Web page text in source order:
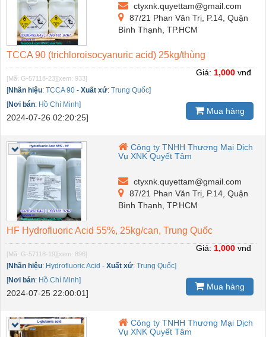
ctyxnk.quyettam@gmail.com
87/21 Phan Văn Trị, P.14, Quận
Bình Thạnh, TP.HCM
TCCA 90 (trichloroisocyanuric acid) 25kg/thùng
[Mã: G-57118-23][xem: 933]
[Nhãn hiệu: TCCA 90 - Xuất xứ: Trung Quốc]
[Nơi bán: Hồ Chí Minh]
2024-07-26 02:20:25]
Giá: 1,000 vnđ
Mua hàng
Công ty TNHH Thương Mại Dịch
Vụ XNK Quyết Tâm
ctyxnk.quyettam@gmail.com
87/21 Phan Văn Trị, P.14, Quận
Bình Thạnh, TP.HCM
HF Hydrofluoric Acid 55%, 25kg/can, Trung Quốc
[Mã: G-57118-19][xem: 896]
[Nhãn hiệu: Hydrofluoric Acid - Xuất xứ: Trung Quốc]
[Nơi bán: Hồ Chí Minh]
2024-07-25 22:00:01]
Giá: 1,000 vnđ
Mua hàng
Công ty TNHH Thương Mại Dịch
Vụ XNK Quyết Tâm